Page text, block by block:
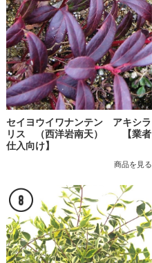
セイヨウイワナンテン アキシラ
リス （西洋岩南天） 【業者
仕入向け】
商品を見る